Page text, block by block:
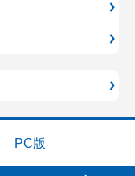
PC版